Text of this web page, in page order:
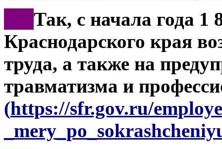
Так, с начала года 1
Краснодарского края
труда, а также на
травматизма и
(https://sfr.gov.ru/